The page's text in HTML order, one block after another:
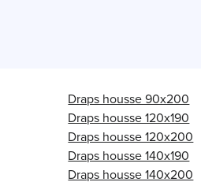
Draps housse 90x200
Draps housse 120x190
Draps housse 120x200
Draps housse 140x190
Draps housse 140x200